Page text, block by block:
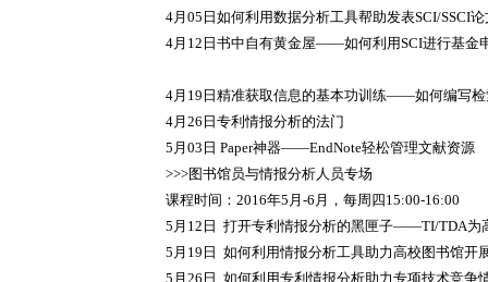
4月05日如何利用数据分析工具帮助发表SCI/SSCI论
4月12日书中自有黄金屋——如何利用SCI进行基金
4月19日精准获取信息的基本功训练——如何编写检
4月26日专利情报分析的法门
5月03日 Paper神器——EndNote轻松管理文献资源
>>>图书馆员与情报分析人员专场
课程时间：2016年5月-6月，每周四15:00-16:00
5月12日 打开专利情报分析的黑匣子——TI/TDA为
5月19日 如何利用情报分析工具助力高校图书馆
5月26日 如何利用专利情报分析助力专项技术竞